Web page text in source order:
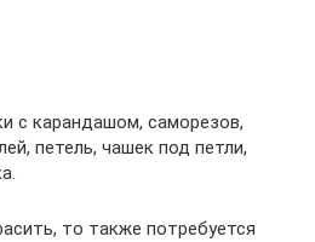
с карандашом, саморезов,
петель, чашек под петли,
то также потребуется